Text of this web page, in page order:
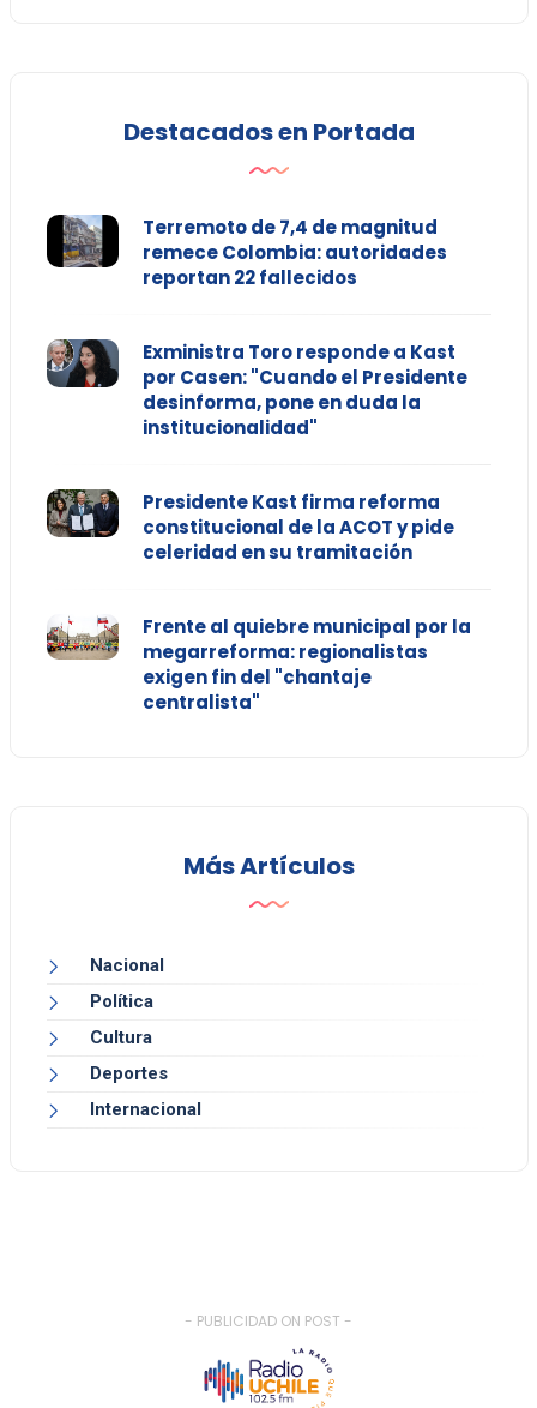
Destacados en Portada
Terremoto de 7,4 de magnitud
remece Colombia: autoridades
reportan 22 fallecidos
Exministra Toro responde a Kast
por Casen: "Cuando el Presidente
desinforma, pone en duda la
institucionalidad"
Presidente Kast firma reforma
constitucional de la ACOT y pide
celeridad en su tramitación
Frente al quiebre municipal por la
megarreforma: regionalistas
exigen fin del "chantaje
centralista"
Más Artículos
Nacional
Política
Cultura
Deportes
Internacional
- PUBLICIDAD ON POST -